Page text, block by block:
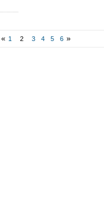
« 1 2 3 4 5 6 »